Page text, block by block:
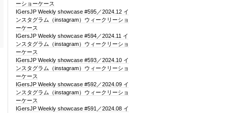
ーショーケース
IGersJP Weekly showcase #595／2024.12 イ
ンスタグラム（instagram）ウィークリーショ
ーケース
IGersJP Weekly showcase #594／2024.11 イ
ンスタグラム（instagram）ウィークリーショ
ーケース
IGersJP Weekly showcase #593／2024.10 イ
ンスタグラム（instagram）ウィークリーショ
ーケース
IGersJP Weekly showcase #592／2024.09 イ
ンスタグラム（instagram）ウィークリーショ
ーケース
IGersJP Weekly showcase #591／2024.08 イ